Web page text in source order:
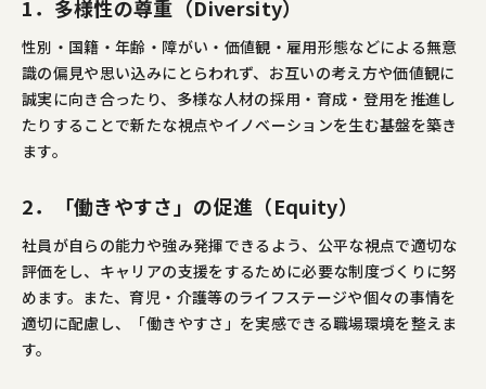
1．多様性の尊重（Diversity）
性別・国籍・年齢・障がい・価値観・雇用形態などによる無意
識の偏見や思い込みにとらわれず、お互いの考え方や価値観に
誠実に向き合ったり、多様な人材の採用・育成・登用を推進し
たりすることで新たな視点やイノベーションを生む基盤を築き
ます。
2．「働きやすさ」の促進（Equity）
社員が自らの能力や強み発揮できるよう、公平な視点で適切な
評価をし、キャリアの支援をするために必要な制度づくりに努
めます。また、育児・介護等のライフステージや個々の事情を
適切に配慮し、「働きやすさ」を実感できる職場環境を整えま
す。